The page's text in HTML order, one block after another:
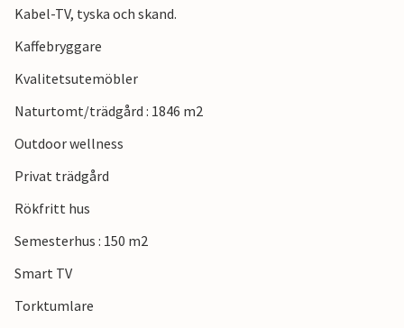
badande på sommaren och även en populär plats för
vattensporter som surfing.
Se fram emot en avkopplande semester i detta underbara
semesterhus!
Kabel-TV, tyska och skand.
Kaffebryggare
Kvalitetsutemöbler
Naturtomt/trädgård : 1846 m2
Outdoor wellness
Privat trädgård
Rökfritt hus
Semesterhus : 150 m2
Smart TV
Torktumlare